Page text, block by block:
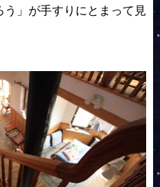
う」が手すりにとまって見